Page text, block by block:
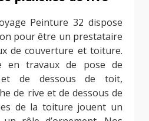
Peinture 32 dispose
pour être un prestataire
de couverture et toiture.
en travaux de pose de
de dessous de toit,
de rive et de dessous de
de la toiture jouent un